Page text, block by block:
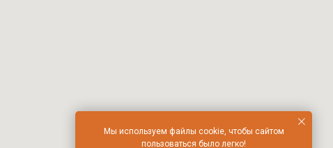
Мы используем файлы cookie, чтобы сайтом
пользоваться было легко!